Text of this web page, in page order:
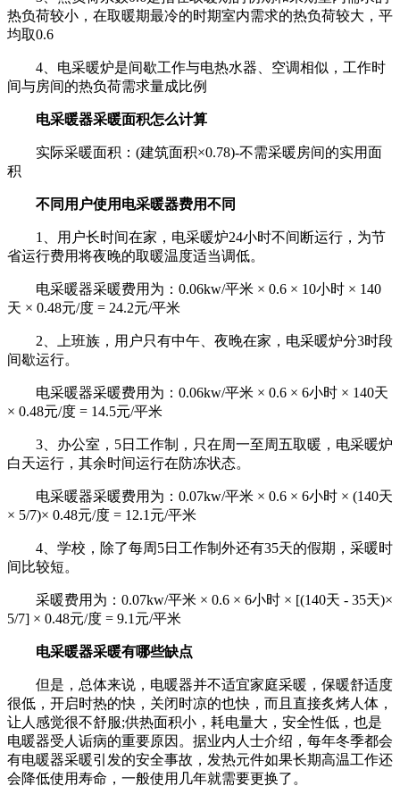
热负荷较小，在取暖期最冷的时期室内需求的热负荷较大，平
均取0.6
4、电采暖炉是间歇工作与电热水器、空调相似，工作时
间与房间的热负荷需求量成比例
电采暖器采暖面积怎么计算
实际采暖面积：(建筑面积×0.78)-不需采暖房间的实用面
积
不同用户使用电采暖器费用不同
1、用户长时间在家，电采暖炉24小时不间断运行，为节
省运行费用将夜晚的取暖温度适当调低。
电采暖器采暖费用为：0.06kw/平米 × 0.6 × 10小时 × 140
天 × 0.48元/度 = 24.2元/平米
2、上班族，用户只有中午、夜晚在家，电采暖炉分3时段
间歇运行。
电采暖器采暖费用为：0.06kw/平米 × 0.6 × 6小时 × 140天
× 0.48元/度 = 14.5元/平米
3、办公室，5日工作制，只在周一至周五取暖，电采暖炉
白天运行，其余时间运行在防冻状态。
电采暖器采暖费用为：0.07kw/平米 × 0.6 × 6小时 × (140天
× 5/7)× 0.48元/度 = 12.1元/平米
4、学校，除了每周5日工作制外还有35天的假期，采暖时
间比较短。
采暖费用为：0.07kw/平米 × 0.6 × 6小时 × [(140天 - 35天)×
5/7] × 0.48元/度 = 9.1元/平米
电采暖器采暖有哪些缺点
但是，总体来说，电暖器并不适宜家庭采暖，保暖舒适度
很低，开启时热的快，关闭时凉的也快，而且直接炙烤人体，
让人感觉很不舒服;供热面积小，耗电量大，安全性低，也是
电暖器受人诟病的重要原因。据业内人士介绍，每年冬季都会
有电暖器采暖引发的安全事故，发热元件如果长期高温工作还
会降低使用寿命，一般使用几年就需要更换了。